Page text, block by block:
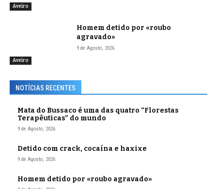
Aveiro
Aveiro
Homem detido por «roubo
agravado»
9 de Agosto, 2026
NOTÍCIAS RECENTES
Mata do Bussaco é uma das quatro “Florestas
Terapêuticas” do mundo
9 de Agosto, 2026
Detido com crack, cocaína e haxixe
9 de Agosto, 2026
Homem detido por «roubo agravado»